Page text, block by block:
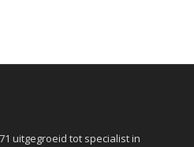
uitgegroeid tot specialist in